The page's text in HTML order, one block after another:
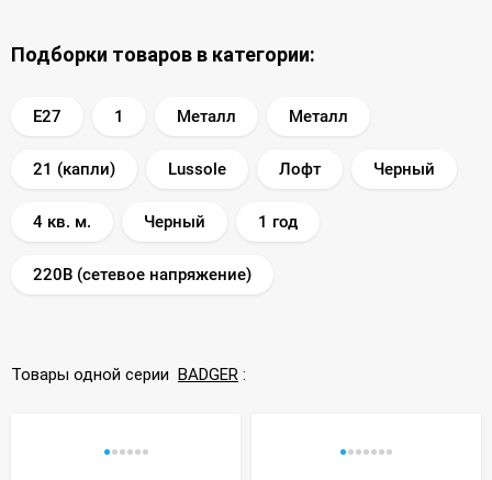
Подборки товаров в категории:
E27 1 Металл Металл
21 (капли) Lussole Лофт Черный
4 кв. м. Черный 1 год
220В (сетевое напряжение)
Товары одной серии BADGER :